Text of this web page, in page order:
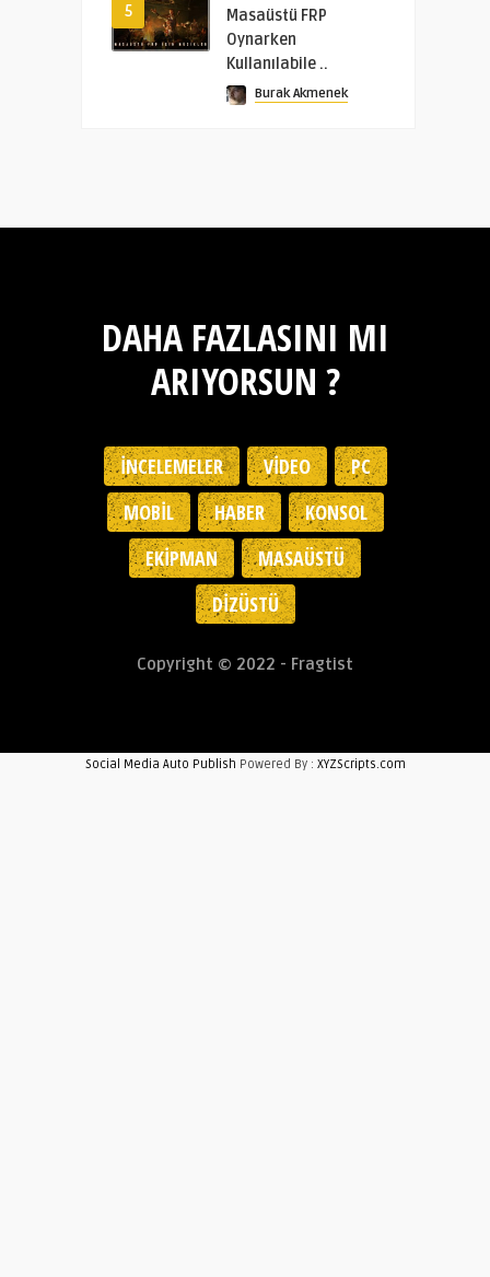
5
Masaüstü FRP
Oynarken
Kullanılabile ..
Burak Akmenek
DAHA FAZLASINI MI
ARIYORSUN ?
İNCELEMELER VIDEO
PC
MOBIL
HABER
KONSOL
EKIPMAN
MASAÜSTÜ
DIZÜSTÜ
Copyright © 2022 - Fragtist
Social Media Auto Publish Powered By : XYZScripts.com